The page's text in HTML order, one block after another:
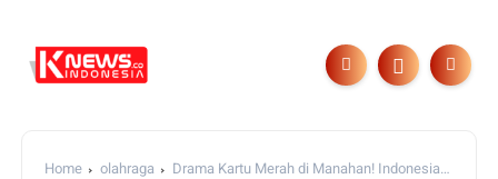
Home olahraga
Drama Kartu Merah di Manahan! Indonesia